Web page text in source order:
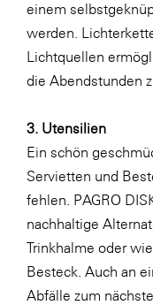
Lidl Österreich
Die Menü-
MTH Retail
OptimaMed
PAGRO
Primark
Salesforce
einem
werden.
Lichtquellen
die Abendstunden
3. Utensilien
Ein schön
Servietten und
fehlen. PAGRO
nachhaltige
Trinkhalme oder
Besteck. Auch an
Abfälle zum